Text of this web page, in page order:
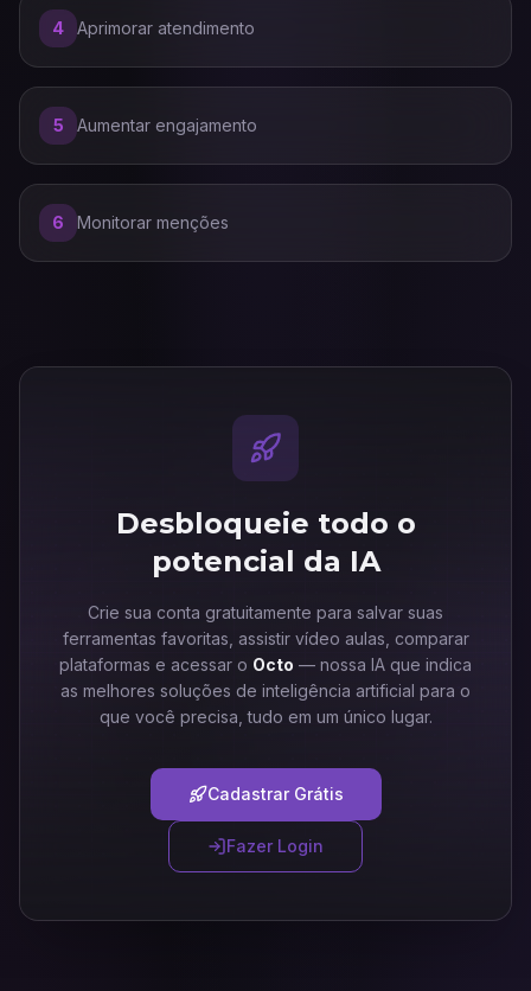
4 Aprimorar atendimento
5 Aumentar engajamento
6 Monitorar menções
Desbloqueie todo o
potencial da IA
Crie sua conta gratuitamente para salvar suas
ferramentas favoritas, assistir vídeo aulas, comparar
plataformas e acessar o Octo — nossa IA que indica
as melhores soluções de inteligência artificial para o
que você precisa, tudo em um único lugar.
Cadastrar Grátis
Fazer Login